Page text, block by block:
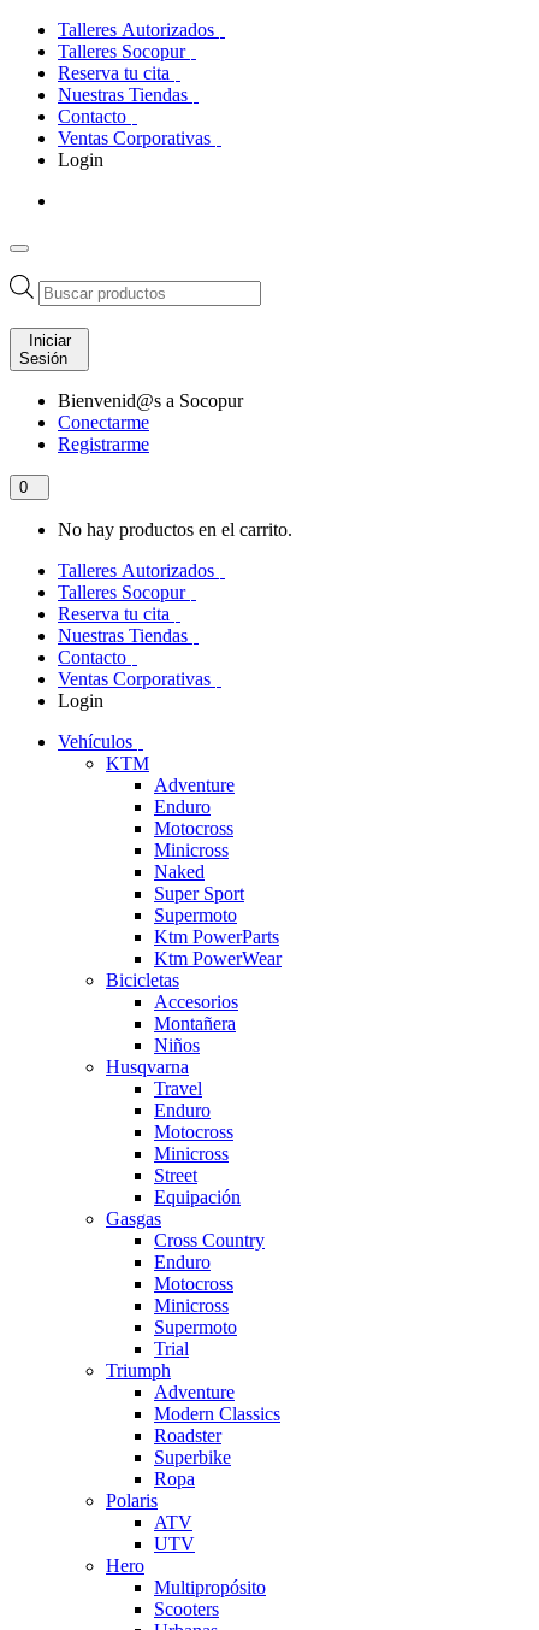
Talleres Autorizados
Talleres Socopur
Reserva tu cita
Nuestras Tiendas
Contacto
Ventas Corporativas
Login
Búsqueda
de
productos
Iniciar
Sesión
Bienvenid@s a Socopur
Conectarme
Registrarme
0
No hay productos en el carrito.
Talleres Autorizados
Talleres Socopur
Reserva tu cita
Nuestras Tiendas
Contacto
Ventas Corporativas
Login
Vehículos
KTM
Adventure
Enduro
Motocross
Minicross
Naked
Super Sport
Supermoto
Ktm PowerParts
Ktm PowerWear
Bicicletas
Accesorios
Montañera
Niños
Husqvarna
Travel
Enduro
Motocross
Minicross
Street
Equipación
Gasgas
Cross Country
Enduro
Motocross
Minicross
Supermoto
Trial
Triumph
Adventure
Modern Classics
Roadster
Superbike
Ropa
Polaris
ATV
UTV
Hero
Multipropósito
Scooters